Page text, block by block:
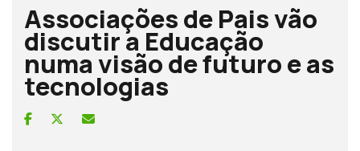
Associações de Pais vão
discutir a Educação
numa visão de futuro e as
tecnologias